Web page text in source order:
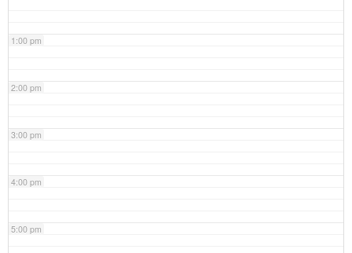
1:00 pm
2:00 pm
3:00 pm
4:00 pm
5:00 pm